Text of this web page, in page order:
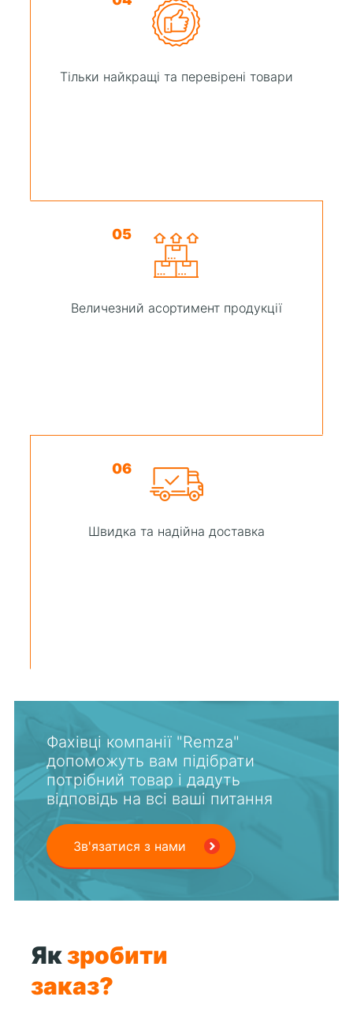
Тільки найкращі та перевірені товари
05
Величезний асортимент продукції
06
Швидка та надійна доставка
Фахівці компанії "Remza"
допоможуть вам підібрати
потрібний товар і дадуть
відповідь на всі ваші питання
Зв'язатися з нами
Якзробити
заказ?